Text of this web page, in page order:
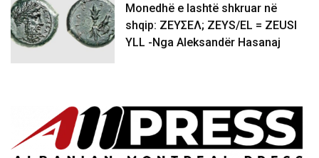
Monedhë e lashtë shkruar në
shqip: ΖΕΥΣΕΛ; ZEYS/EL = ZEUSI
YLL -Nga Aleksandër Hasanaj